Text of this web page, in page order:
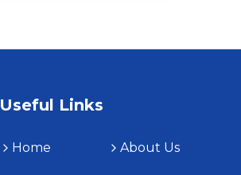
Useful Links
Home About Us